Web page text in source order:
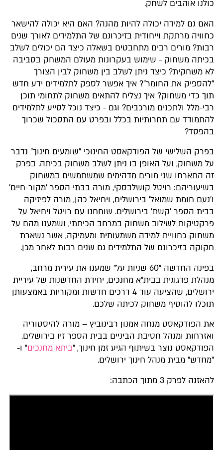
כולנו אוהבים לשחק.
האם גם למידה יכולה להיות מהנה? האם היא יכולה להישאר
כחוויה מרתקת וייחודית בזיכרונם של התלמידים לאורך שנים
רבות? מורים רבים מתחבטים בשאלה כיצד הם יכולים לשלב
בכיתה משחוק - שימוש בעקרונות מעולם המשחק בסביבה
לא משחקית? כיצד ניתן לשלב בין משחוק לבין הצורך
"להספיק את החומר"? איך אפשר לספק לתלמידים ידע חדש
תוך כדי משחוק? איך נצליח להתאים משחוק לתחומי תוכן
רבי-מלל ולתכנים מורכבים? וגם - כיצד נוכל לסייע לתלמידים
להתמודד עם תחרותיות בכלל ובפרט עם התסכול שכרוך
בהפסד?
בפרק השלישי של הפודקאסט החינוכי "שומעים חינוך" נדבר
על משחוק, ועל האופן בו ניתן לשלב משחוק בכיתה. בפרק
זה התארחו שני מורים מדהימים שמשתמשים במשחוק
בשיעוריהם: רויטל קושלבסקי, מורה בבתי הספר 'מקור-חיים'
ו'נעם חומת שמואל' בירושלים, ויחיאל כהן, מורה לפיזיקה
בבית הספר 'קשת' בירושלים. שוחחנו עם רויטל ויחיאל על
פרקטיקות לשילוב משחוק במרחב הכיתתי, ושמענו מהם על
משחוק כחוויית למידה משמעותית ומעמיקה, אשר נשארת
חקוקה בזיכרונם של התלמידים גם שנים רבות לאחר מכן.
בפינה החדשה "60 שניות על" שמענו את עירית מרחב,
מנהלת פדגוגית בבית"א מחנכים, יחידת החדשנות של עיריית
ירושלים, שהציעה עוד 4 דרכים חדשות ומקוריות באמצעותן
תוכלו להוסיף משחוק לכיתה שלכם.
את הפודקאסט מנחה אמנון רבינוביץ – מורה להיסטוריה
ואזרחות ומנהל חטיבת הביניים בבית הספר זיו בירושלים.
הפודקאסט נוצר בשיתוף הגיע זמן חינוך, "ביתא מחנכים" ו-
"מחדש" מבית מנהל חינוך ירושלים.
להאזנה לפרק 3 מתוך הכתבה: